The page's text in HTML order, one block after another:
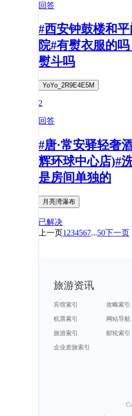
回答
#西安钟鼓楼和
院#有熨衣服的
熨斗吗
YoYo_2R9E4E5M
2
回答
#唐·常安驿轻奢
辉环球中心店)#
是房间单独的
月亮湾瀑布
已解决
上一页1 234567...50下一页
旅游资讯
宾馆索引
攻略索引
机票索引
网站导航
旅游索引
邮轮索引
企业差旅索引